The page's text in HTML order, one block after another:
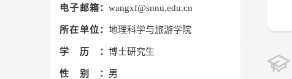
电子邮箱： wangxf@snnu.edu.cn
所在单位： 地理科学与旅游学院
学历： 博士研究生
性别： 男